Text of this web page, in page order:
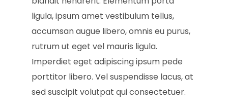
ligula, ipsum amet vestibulum tellus,
accumsan augue libero, omnis eu purus,
rutrum ut eget vel mauris ligula.
Imperdiet eget adipiscing ipsum pede
porttitor libero. Vel suspendisse lacus, at
sed suscipit volutpat qui consectetuer.